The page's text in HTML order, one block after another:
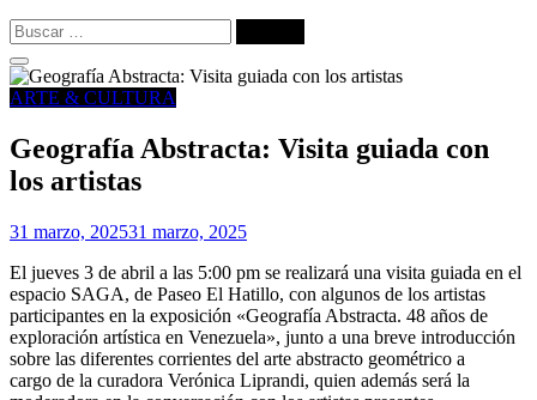
Buscar:
ARTE & CULTURA
Geografía Abstracta: Visita guiada con
los artistas
31 marzo, 202531 marzo, 2025
El jueves 3 de abril a las 5:00 pm se realizará una visita guiada en el
espacio SAGA, de Paseo El Hatillo, con algunos de los artistas
participantes en la exposición «Geografía Abstracta. 48 años de
exploración artística en Venezuela», junto a una breve introducción
sobre las diferentes corrientes del arte abstracto geométrico a
cargo de la curadora Verónica Liprandi, quien además será la